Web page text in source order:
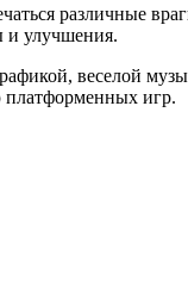
различные
и улучшения.
веселой
игр.